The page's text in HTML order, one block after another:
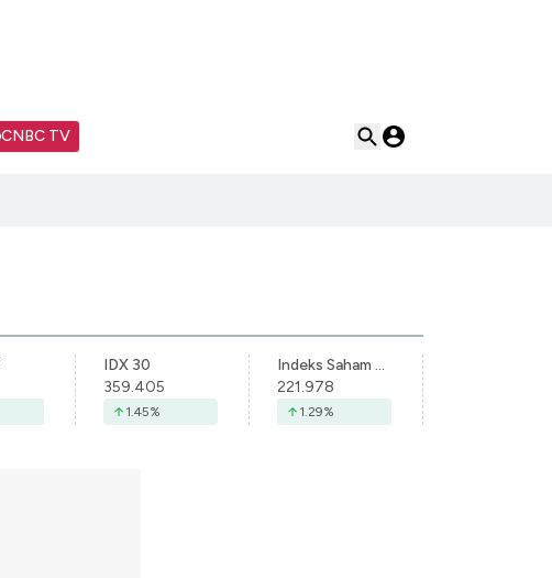
CNBC TV
IDX 30
359.405
1.45%
Indeks Saham Syariah Indonesia
221.978
1.29%